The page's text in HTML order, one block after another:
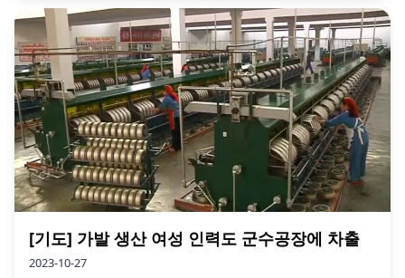
[기도] 가발 생산 여성 인력도 군수공장에 차출
2023-10-27